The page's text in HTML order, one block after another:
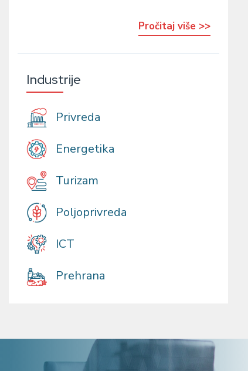
Pročitaj više >>
Industrije
Privreda
Energetika
Turizam
Poljoprivreda
ICT
Prehrana